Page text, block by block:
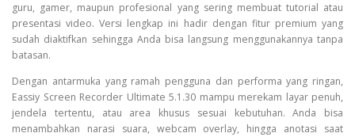
guru, gamer, maupun profesional yang sering membuat tutorial atau
presentasi video. Versi lengkap ini hadir dengan fitur premium yang
sudah diaktifkan sehingga Anda bisa langsung menggunakannya tanpa
batasan.
Dengan antarmuka yang ramah pengguna dan performa yang ringan,
Eassiy Screen Recorder Ultimate 5.1.30 mampu merekam layar penuh,
jendela tertentu, atau area khusus sesuai kebutuhan. Anda bisa
menambahkan narasi suara, webcam overlay, hingga anotasi saat